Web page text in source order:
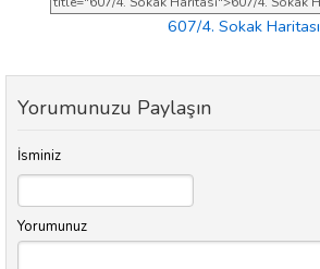
607/4. Sokak Haritası
Yorumunuzu Paylaşın
İsminiz
Yorumunuz